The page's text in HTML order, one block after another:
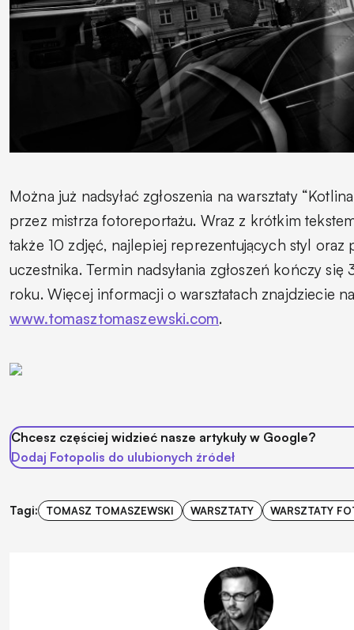
Można już nadsyłać zgłoszenia na warsztaty
przez mistrza fotoreportażu. Wraz z krótkim
także 10 zdjęć, najlepiej reprezentujących styl
uczestnika. Termin nadsyłania zgłoszeń kończy
roku. Więcej informacji o warsztatach znajdziecie
www.tomasztomaszewski.com.
Chcesz częściej widzieć nasze artykuły w Google?
Dodaj Fotopolis do ulubionych źródeł
Tagi: TOMASZ TOMASZEWSKI WARSZTATY WARSZTATY